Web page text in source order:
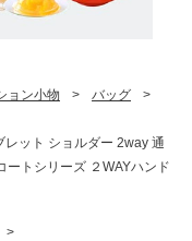
ョン小物 > バッグ
>
レット ショルダー 2way 通
ートシリーズ ２WAYハンド
>